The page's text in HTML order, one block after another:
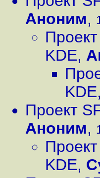
Аноним,
KDE,
KDE,
Проект
Аноним,
KDE,